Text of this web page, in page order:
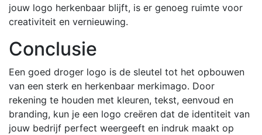
jouw logo herkenbaar blijft, is er genoeg ruimte voor
creativiteit en vernieuwing.
Conclusie
Een goed droger logo is de sleutel tot het opbouwen
van een sterk en herkenbaar merkimago. Door
rekening te houden met kleuren, tekst, eenvoud en
branding, kun je een logo creëren dat de identiteit van
jouw bedrijf perfect weergeeft en indruk maakt op